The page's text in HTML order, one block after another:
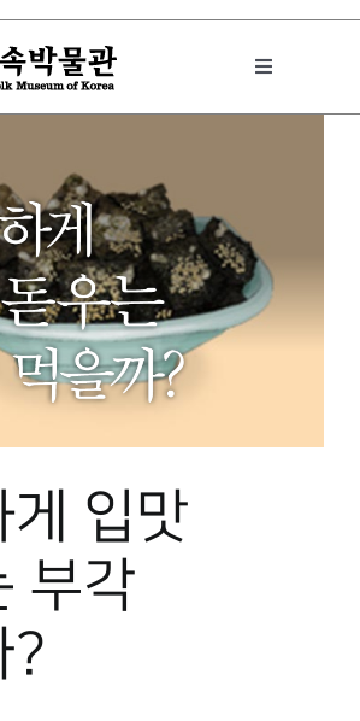
Toggle
게 입맛
부각
?